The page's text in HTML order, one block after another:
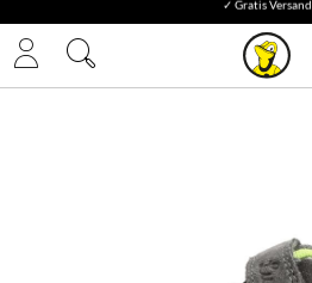
✓ Gratis Versand